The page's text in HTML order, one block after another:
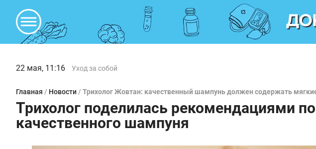
22 мая, 11:16 Уход за собой
Главная / Новости / Трихолог Жовтан: качественный шампунь должен содержать
Трихолог поделилась рекомендациями
качественного шампуня